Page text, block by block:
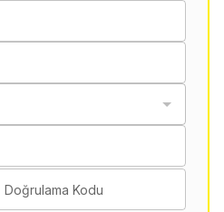
Doğrulama Kodu